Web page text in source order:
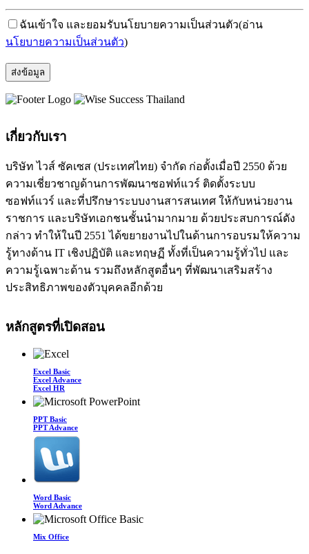
ฉันเข้าใจ และยอมรับนโยบายความเป็นส่วนตัว(อ่าน
นโยบายความเป็นส่วนตัว)
เกี่ยวกับเรา
บริษัท ไวส์ ซัคเซส (ประเทศไทย) จำกัด ก่อตั้งเมื่อปี 2550 ด้วย
ความเชี่ยวชาญด้านการพัฒนาซอฟท์แวร์ ติดตั้งระบบ
ซอฟท์แวร์ และที่ปรึกษาระบบงานสารสนเทศ ให้กับหน่วยงาน
ราชการ และบริษัทเอกชนชั้นนำมากมาย ด้วยประสบการณ์ดัง
กล่าว ทำให้ในปี 2551 ได้ขยายงานไปในด้านการอบรมให้ความ
รู้ทางด้าน IT เชิงปฏิบัติ และทฤษฏี ทั้งที่เป็นความรู้ทั่วไป และ
ความรู้เฉพาะด้าน รวมถึงหลักสูตอื่นๆ ที่พัฒนาเสริมสร้าง
ประสิทธิภาพของตัวบุคคลอีกด้วย
หลักสูตรที่เปิดสอน
Excel Basic
Excel Advance
Excel HR
PPT Basic
PPT Advance
Word Basic
Word Advance
Mix Office